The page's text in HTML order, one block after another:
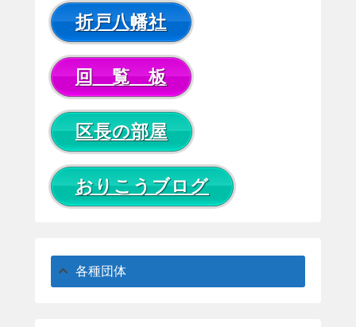
折戸八幡社
回 覧 板
区長の部屋
おりこうブログ
各種団体